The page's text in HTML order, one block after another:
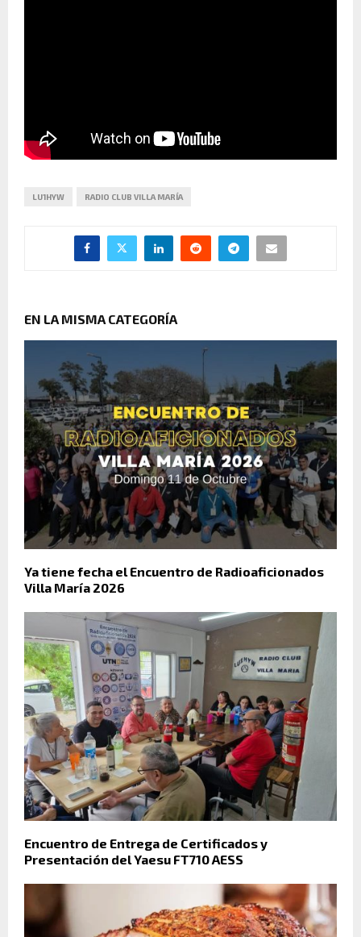
LU1HYW RADIO CLUB VILLA MARÍA
EN LA MISMA CATEGORÍA
Ya tiene fecha el Encuentro de Radioaficionados
Villa María 2026
Encuentro de Entrega de Certificados y
Presentación del Yaesu FT710 AESS